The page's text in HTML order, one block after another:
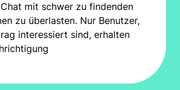
mit schwer zu findenden
zu überlasten. Nur Benutzer,
interessiert sind, erhalten